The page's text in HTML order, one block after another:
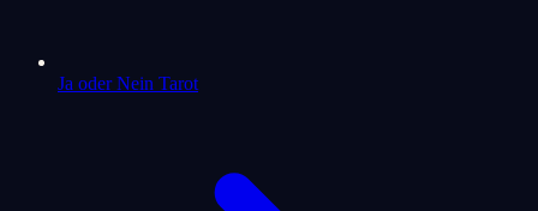
Ja oder Nein Tarot